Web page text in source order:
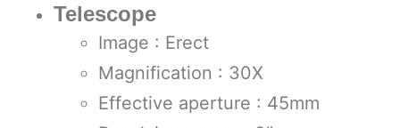
Telescope
Image : Erect
Magnification : 30X
Effective aperture : 45mm